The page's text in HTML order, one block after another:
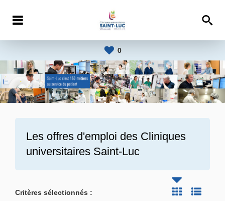
0
Les offres d'emploi des Cliniques
universitaires Saint-Luc
Critères sélectionnés :